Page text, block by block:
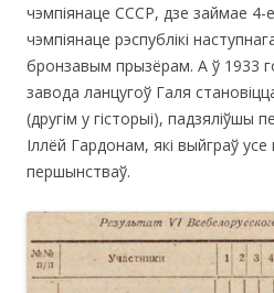
чэмпіянаце СССР, дзе займае 4-
чэмпіянаце рэспублікі
бронзавым прызёрам. А ў 1933
завода ланцугоў Галя
(другім у гісторыі),
Іллёй Гардонам, які выйграў усе
першынстваў.